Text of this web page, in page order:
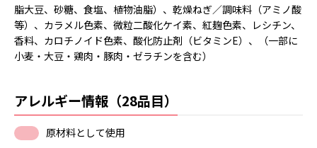
脂大豆、砂糖、食塩、植物油脂）、乾燥ねぎ／調味料（アミノ酸
等）、カラメル色素、微粒二酸化ケイ素、紅麹色素、レシチン、
香料、カロチノイド色素、酸化防止剤（ビタミンE）、（一部に
小麦・大豆・鶏肉・豚肉・ゼラチンを含む）
アレルギー情報（28品目）
原材料として使用